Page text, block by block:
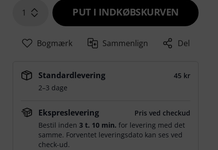
1 PUT I INDKØBSKURVEN
Bogmærk Sammenlign Del
Standardlevering
45 kr
2–3 dage
Ekspreslevering
Pris ved checkud
Bestil inden3 t. 10 min. for levering med det
samme. Forventet leveringsdato kan ses ved
check-ud.